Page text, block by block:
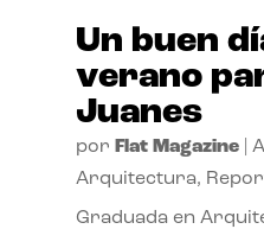
Un buen
verano
Juanes
por Flat Magazine|
Arquitectura,
Graduada en